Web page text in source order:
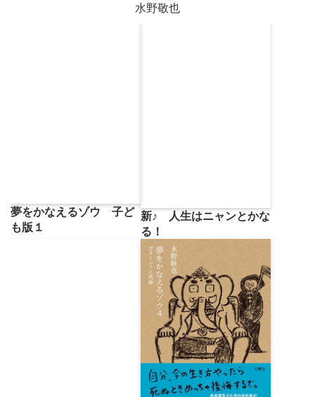
水野敬也
夢をかなえるゾウ 子ど
も版１
新♪ 人生はニャンとかな
る！